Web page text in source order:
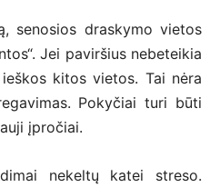
senosios draskymo vietos
Jei paviršius nebeteikia
kitos vietos. Tai nėra
Pokyčiai turi būti
įpročiai.
nekeltų katei streso.